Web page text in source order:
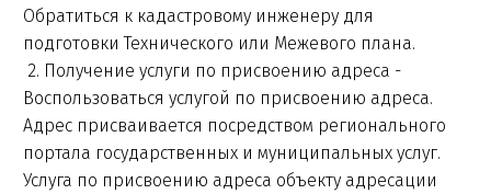
Обратиться к кадастровому инженеру для
подготовки Технического или Межевого плана.
2. Получение услуги по присвоению адреса -
Воспользоваться услугой по присвоению адреса.
Адрес присваивается посредством регионального
портала государственных и муниципальных услуг.
Услуга по присвоению адреса объекту адресации